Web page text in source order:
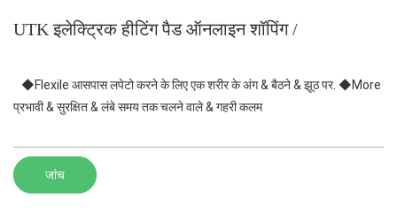
UTK इलेक्ट्रिक हीटिंग पैड ऑनलाइन शॉपिंग /
◆Flexile आसपास लपेटो करने के लिए एक शरीर के अंग & बैठने & झूठ पर. ◆More
प्रभावी & सुरक्षित & लंबे समय तक चलने वाले & गहरी कलम
जांच